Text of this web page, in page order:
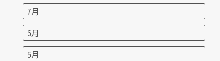
7月
6月
5月